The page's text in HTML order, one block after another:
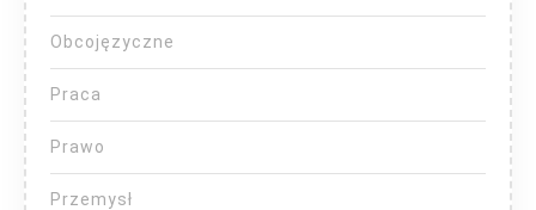
Obcojęzyczne
Praca
Prawo
Przemysł